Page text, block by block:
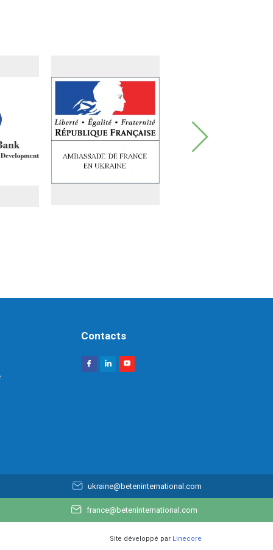
Contacts
ukraine@beteninternational.com
france@beteninternational.com
Site développé par Linecore